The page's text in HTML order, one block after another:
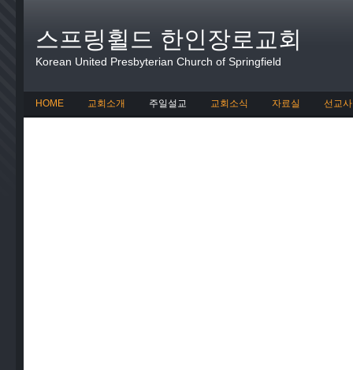
스프링휠드 한인장로교회
Korean United Presbyterian Church of Springfield
HOME 교회소개 주일설교 교회소식 자료실 선교